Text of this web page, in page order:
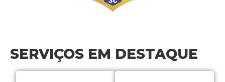
SERVIÇOS EM DESTAQUE